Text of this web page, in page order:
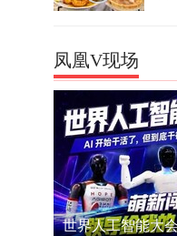
凤凰V现场